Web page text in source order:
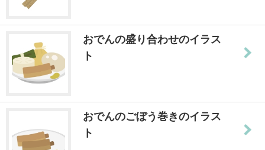
おでんの盛り合わせのイラス
ト
おでんのごぼう巻きのイラス
ト